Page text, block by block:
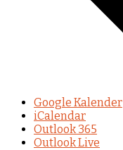
Google Kalender
iCalendar
Outlook 365
Outlook Live